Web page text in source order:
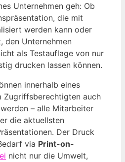
Unternehmen geh: Ob
die mit
werden kann oder
den Unternehmen
als Testauflage von nur
drucken lassen können.
innerhalb eines
Zugriffsberechtigten auch
– alle Mitarbeiter
die aktuellsten
Der Druck
via Print-on-
nicht nur die Umwelt,